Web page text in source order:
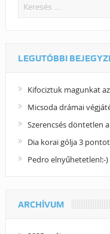
LEGUTÓBBI
Kifociztuk magunkat
Micsoda drámai
Szerencsés döntetlen
Dia korai gólja 3
Pedro elnyűhetetlen!:-)
ARCHÍVUM